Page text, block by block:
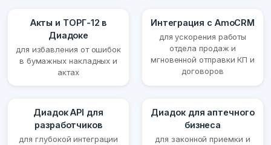
Акты и ТОРГ-12 в
Диадоке
для избавления от ошибок
в бумажных накладных и
актах
Интеграция с AmoCRM
для ускорения работы
отдела продаж и
мгновенной отправки КП и
договоров
Диадок API для
разработчиков
для глубокой интеграции
Диадок для аптечного
бизнеса
для законной приемки и